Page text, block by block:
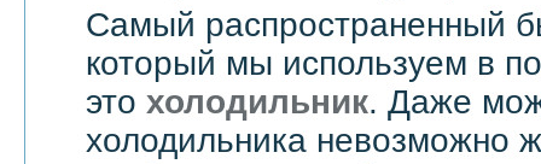
Самый распространенный
который мы используем в
это холодильник. Даже
холодильника невозможно